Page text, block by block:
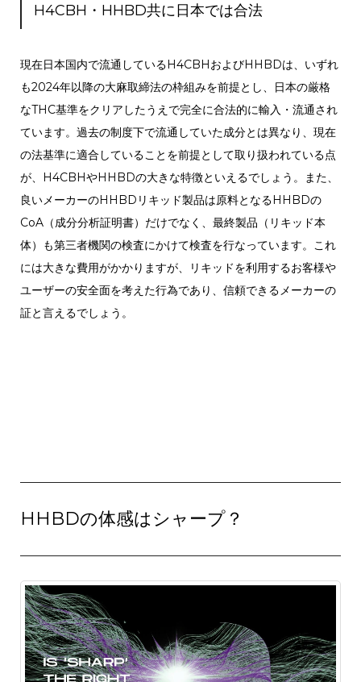
H4CBH・HHBD共に日本では合法
現在日本国内で流通しているH4CBHおよびHHBDは、いずれ
も2024年以降の大麻取締法の枠組みを前提とし、日本の厳格
なTHC基準をクリアしたうえで完全に合法的に輸入・流通され
ています。 過去の制度下で流通していた成分とは異なり、現在
の法基準に適合していることを前提として取り扱われている点
が、H4CBHやHHBDの大きな特徴といえるでしょう。また、
良いメーカーのHHBDリキッド製品は原料となるHHBDの
CoA（成分分析証明書）だけでなく、最終製品（リキッド本
体）も第三者機関の検査にかけて検査を行なっています。これ
には大きな費用がかかりますが、リキッドを利用するお客様や
ユーザーの安全面を考えた行為であり、信頼できるメーカーの
証と言えるでしょう。
HHBDの体感はシャープ？